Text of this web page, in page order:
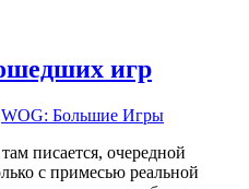
игр
WOG: Большие Игры
писается, очередной
с примесью реальной